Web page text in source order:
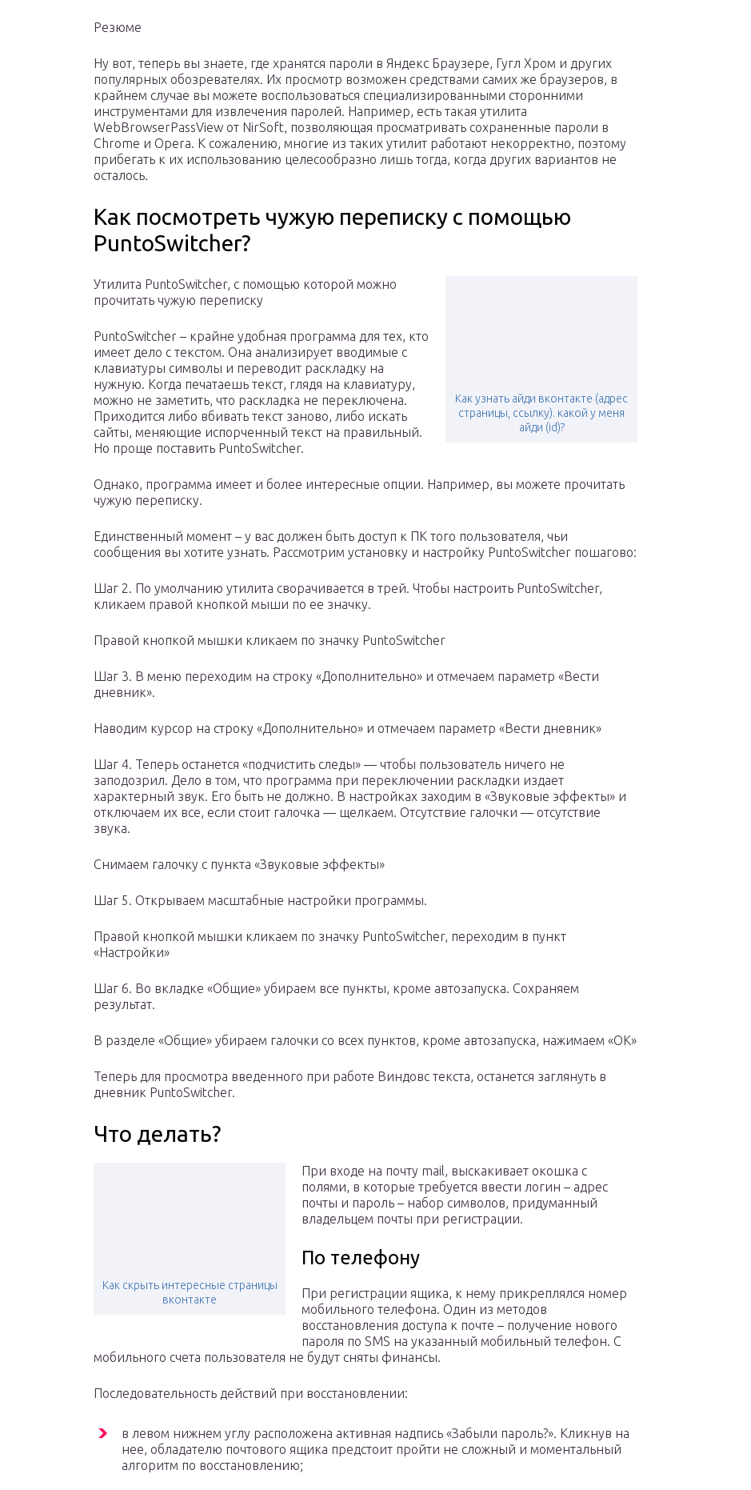
Резюме
Ну вот, теперь вы знаете, где хранятся пароли в Яндекс Браузере, Гугл Хром и других
популярных обозревателях. Их просмотр возможен средствами самих же браузеров, в
крайнем случае вы можете воспользоваться специализированными сторонними
инструментами для извлечения паролей. Например, есть такая утилита
WebBrowserPassView от NirSoft, позволяющая просматривать сохраненные пароли в
Chrome и Opera. К сожалению, многие из таких утилит работают некорректно, поэтому
прибегать к их использованию целесообразно лишь тогда, когда других вариантов не
осталось.
Как посмотреть чужую переписку с помощью
PuntoSwitcher?
Как узнать айди вконтакте (адрес
страницы, ссылку). какой у меня
айди (id)?
Утилита PuntoSwitcher, с помощью которой можно
прочитать чужую переписку
PuntoSwitcher – крайне удобная программа для тех, кто
имеет дело с текстом. Она анализирует вводимые с
клавиатуры символы и переводит раскладку на
нужную. Когда печатаешь текст, глядя на клавиатуру,
можно не заметить, что раскладка не переключена.
Приходится либо вбивать текст заново, либо искать
сайты, меняющие испорченный текст на правильный.
Но проще поставить PuntoSwitcher.
Однако, программа имеет и более интересные опции. Например, вы можете прочитать
чужую переписку.
Единственный момент – у вас должен быть доступ к ПК того пользователя, чьи
сообщения вы хотите узнать. Рассмотрим установку и настройку PuntoSwitcher пошагово:
Шаг 2. По умолчанию утилита сворачивается в трей. Чтобы настроить PuntoSwitcher,
кликаем правой кнопкой мыши по ее значку.
Правой кнопкой мышки кликаем по значку PuntoSwitcher
Шаг 3. В меню переходим на строку «Дополнительно» и отмечаем параметр «Вести
дневник».
Наводим курсор на строку «Дополнительно» и отмечаем параметр «Вести дневник»
Шаг 4. Теперь останется «подчистить следы» — чтобы пользователь ничего не
заподозрил. Дело в том, что программа при переключении раскладки издает
характерный звук. Его быть не должно. В настройках заходим в «Звуковые эффекты» и
отключаем их все, если стоит галочка — щелкаем. Отсутствие галочки — отсутствие
звука.
Снимаем галочку с пункта «Звуковые эффекты»
Шаг 5. Открываем масштабные настройки программы.
Правой кнопкой мышки кликаем по значку PuntoSwitcher, переходим в пункт
«Настройки»
Шаг 6. Во вкладке «Общие» убираем все пункты, кроме автозапуска. Сохраняем
результат.
В разделе «Общие» убираем галочки со всех пунктов, кроме автозапуска, нажимаем «ОК»
Теперь для просмотра введенного при работе Виндовс текста, останется заглянуть в
дневник PuntoSwitcher.
Что делать?
Как скрыть интересные страницы
вконтакте
При входе на почту mail, выскакивает окошка с
полями, в которые требуется ввести логин – адрес
почты и пароль – набор символов, придуманный
владельцем почты при регистрации.
По телефону
При регистрации ящика, к нему прикреплялся номер
мобильного телефона. Один из методов
восстановления доступа к почте – получение нового
пароля по SMS на указанный мобильный телефон. С
мобильного счета пользователя не будут сняты финансы.
Последовательность действий при восстановлении:
в левом нижнем углу расположена активная надпись «Забыли пароль?». Кликнув на
нее, обладателю почтового ящика предстоит пройти не сложный и моментальный
алгоритм по восстановлению;